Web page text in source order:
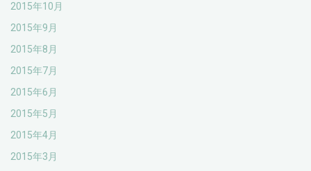
2015年10月
2015年9月
2015年8月
2015年7月
2015年6月
2015年5月
2015年4月
2015年3月